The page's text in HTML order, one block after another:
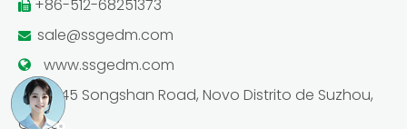
 +86-512-68251373
 sale@ssgedm.com
 www.ssgedm.com
 No.145 Songshan Road, Novo Distrito de Suzhou,
China